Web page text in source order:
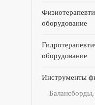
оборудование
оборудование
Инструменты